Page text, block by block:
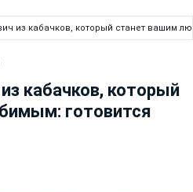
из кабачков, который станет вашим
кабачков, который
готовится